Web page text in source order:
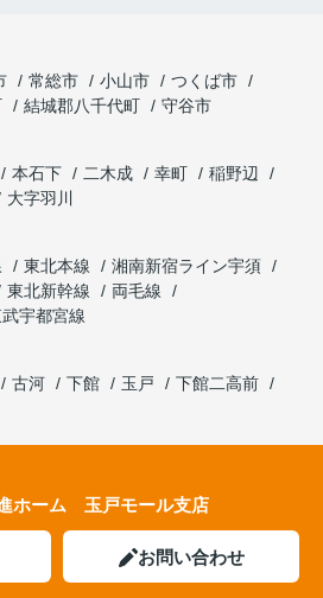
常総市 小山市
つくば市
結城郡八千代町
守谷市
本石下 二木成 幸町
稲野辺
大字羽川
東北本線
湘南新宿ライン宇須
東北新幹線
両毛線
宇都宮線
古河 下館 玉戸
下館二高前
ホーム 玉戸モール支店
お問い合わせ